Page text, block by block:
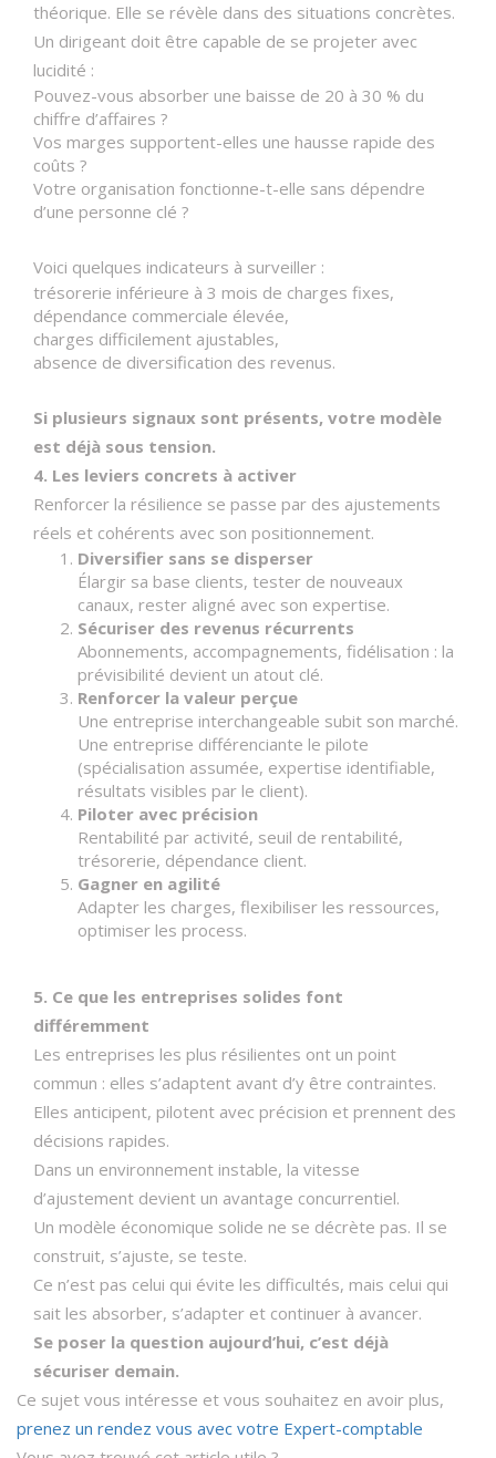
théorique. Elle se révèle dans des situations concrètes.
Un dirigeant doit être capable de se projeter avec
lucidité :
Pouvez-vous absorber une baisse de 20 à 30 % du
chiffre d’affaires ?
Vos marges supportent-elles une hausse rapide des
coûts ?
Votre organisation fonctionne-t-elle sans dépendre
d’une personne clé ?
Voici quelques indicateurs à surveiller :
trésorerie inférieure à 3 mois de charges fixes,
dépendance commerciale élevée,
charges difficilement ajustables,
absence de diversification des revenus.
Si plusieurs signaux sont présents, votre modèle
est déjà sous tension.
4. Les leviers concrets à activer
Renforcer la résilience se passe par des ajustements
réels et cohérents avec son positionnement.
Diversifier sans se disperser
Élargir sa base clients, tester de nouveaux
canaux, rester aligné avec son expertise.
Sécuriser des revenus récurrents
Abonnements, accompagnements, fidélisation : la
prévisibilité devient un atout clé.
Renforcer la valeur perçue
Une entreprise interchangeable subit son marché.
Une entreprise différenciante le pilote
(spécialisation assumée, expertise identifiable,
résultats visibles par le client).
Piloter avec précision
Rentabilité par activité, seuil de rentabilité,
trésorerie, dépendance client.
Gagner en agilité
Adapter les charges, flexibiliser les ressources,
optimiser les process.
5. Ce que les entreprises solides font
différemment
Les entreprises les plus résilientes ont un point
commun : elles s’adaptent avant d’y être contraintes.
Elles anticipent, pilotent avec précision et prennent des
décisions rapides.
Dans un environnement instable, la vitesse
d’ajustement devient un avantage concurrentiel.
Un modèle économique solide ne se décrète pas. Il se
construit, s’ajuste, se teste.
Ce n’est pas celui qui évite les difficultés, mais celui qui
sait les absorber, s’adapter et continuer à avancer.
Se poser la question aujourd’hui, c’est déjà
sécuriser demain.
Ce sujet vous intéresse et vous souhaitez en avoir plus,
prenez un rendez vous avec votre Expert-comptable